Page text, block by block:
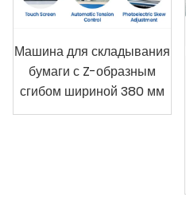
Машина для складывания
бумаги с Z-образным
сгибом шириной 380 мм